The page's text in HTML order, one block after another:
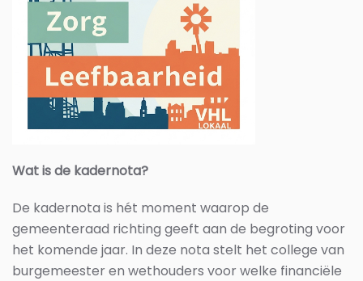
Wat is de kadernota?
De kadernota is hét moment waarop de
gemeenteraad richting geeft aan de begroting voor
het komende jaar. In deze nota stelt het college van
burgemeester en wethouders voor welke financiële